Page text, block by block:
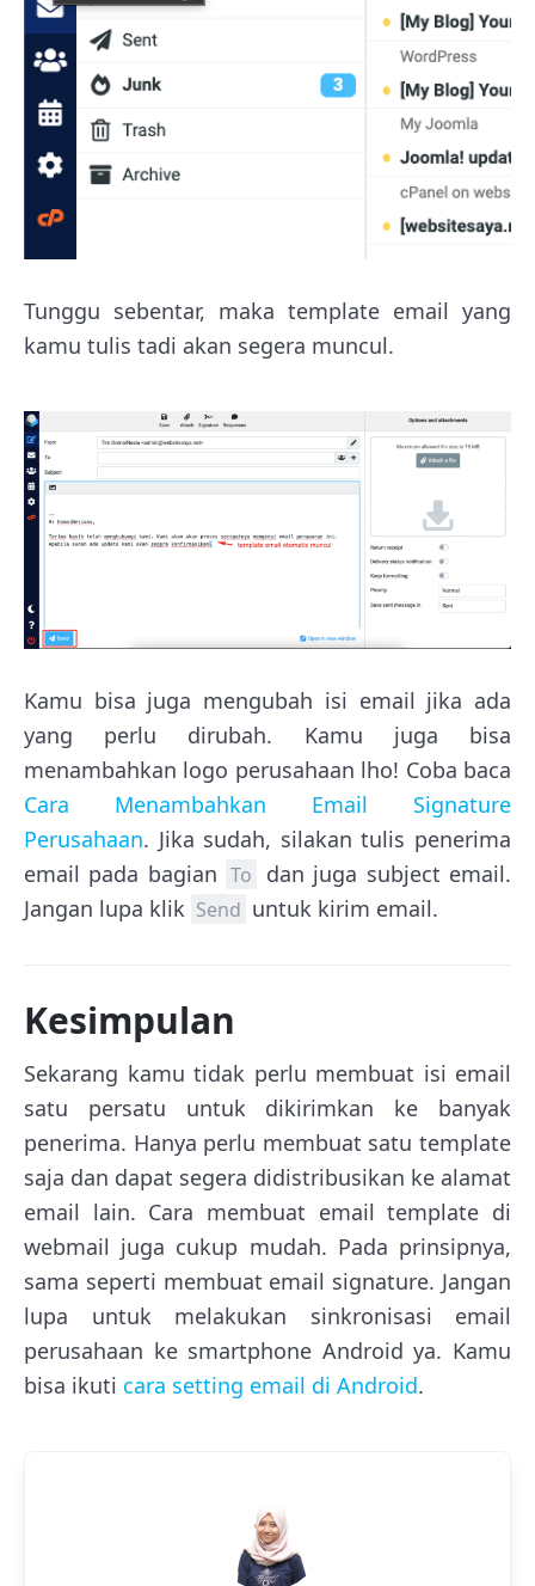
Tunggu sebentar, maka template email yang
kamu tulis tadi akan segera muncul.
Kamu bisa juga mengubah isi email jika ada
yang perlu dirubah. Kamu juga bisa
menambahkan logo perusahaan lho! Coba baca
Cara Menambahkan Email Signature
Perusahaan. Jika sudah, silakan tulis penerima
email pada bagian To
dan juga subject email.
Jangan lupa klik Send untuk kirim email.
Kesimpulan
Sekarang kamu tidak perlu membuat isi email
satu persatu untuk dikirimkan ke banyak
penerima. Hanya perlu membuat satu template
saja dan dapat segera didistribusikan ke alamat
email lain. Cara membuat email template di
webmail juga cukup mudah. Pada prinsipnya,
sama seperti membuat email signature. Jangan
lupa untuk melakukan sinkronisasi email
perusahaan ke smartphone Android ya. Kamu
bisa ikuti cara setting email di Android.